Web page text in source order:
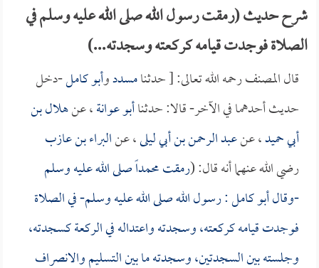
شرح حديث (رمقت رسول الله صلى الله عليه وسلم في
الصلاة فوجدت قيامه كركعته وسجدته...)
قال المصنف رحمه الله تعالى: [ حدثنامسددوأبو كامل-دخل
حديث أحدهما في الآخر- قالا: حدثناأبو عوانة، عنهلال بن
أبي حميد، عنعبد الرحمن بن أبي ليلى، عنالبراء بن عازب
رضي الله عنهما أنه قال: (رمقت محمداً صلى الله عليه وسلم
-وقالأبو كامل: رسول الله صلى الله عليه وسلم- في الصلاة
فوجدت قيامه كركعته، وسجدته واعتداله في الركعة كسجدته،
وجلسته بين السجدتين، وسجدته ما بين التسليم والانصراف